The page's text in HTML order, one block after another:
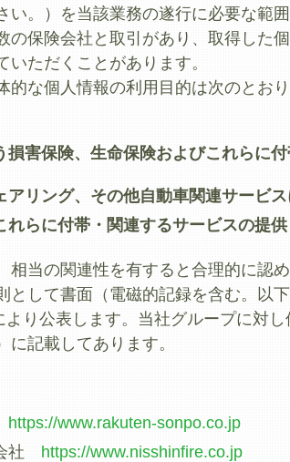
い。）を当該業務の遂行に必要な範
の保険会社と取引があり、取得した
ただくことがあります。
的な個人情報の利用目的は次のとお
損害保険、生命保険およびこれらに
アリング、その他自動車関連サービ
れらに付帯・関連するサービスの提供
相当の関連性を有すると合理的に認
として書面（電磁的記録を含む。以
より公表します。当社グループに対
記載してあります。
https://www.rakuten-sonpo.co.jp
社
https://www.nisshinfire.co.jp